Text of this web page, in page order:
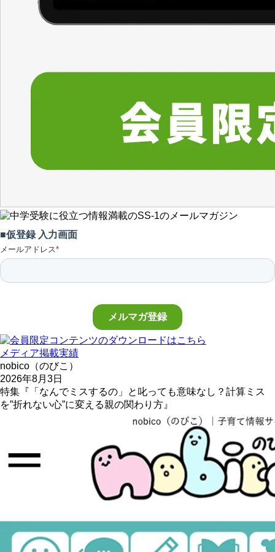
メディア掲載実績
nobico（のびこ）
2026年8月3日
特集『「なんでミスするの」と叱っても意味なし？計算ミス
を”折れない心”に変える親の関わり方』